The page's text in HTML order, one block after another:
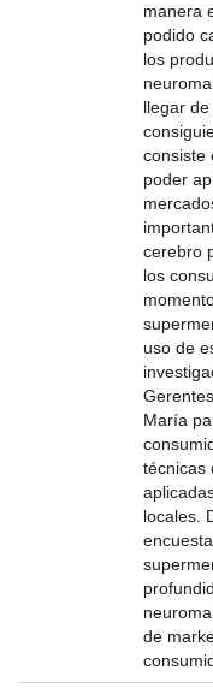
manera
podido
los
llegar
consiste
poder
cerebro
los
uso de
María
técnicas
locales.
de